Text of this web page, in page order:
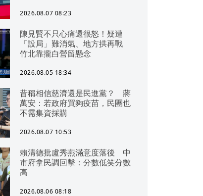
2026.08.07 08:23
陳見賢不只心痛還很怒！疑遭
「設局」難消氣、地方拱再戰
竹北靠攏白營留懸念
2026.08.05 18:34
昔稱相信慈濟還是民進黨？ 蔣
萬安：若政府買夠疫苗，民團也
不需集資採購
2026.08.07 10:53
賴清德批盧秀燕滿意度落後 中
市府拿民調回擊：分數低笑分數
高
2026.08.06 08:18